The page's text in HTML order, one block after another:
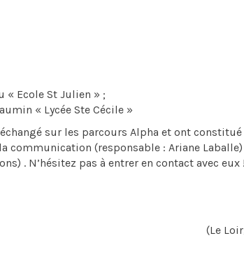
« Ecole St Julien » ;
« Lycée Ste Cécile »
sur les parcours Alpha et ont
communication (responsable : Ariane
. N’hésitez pas à entrer en contact avec eux !
(Le